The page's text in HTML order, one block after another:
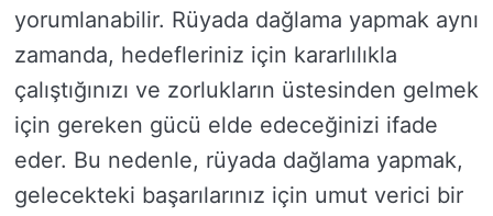
yorumlanabilir. Rüyada dağlama yapmak aynı
zamanda, hedefleriniz için kararlılıkla
çalıştığınızı ve zorlukların üstesinden gelmek
için gereken gücü elde edeceğinizi ifade
eder. Bu nedenle, rüyada dağlama yapmak,
gelecekteki başarılarınız için umut verici bir